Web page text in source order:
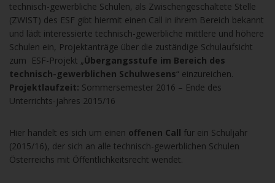
technisch-gewerbliche Schulen, als Zwischengeschaltete Stelle
(ZWIST) des ESF gibt hiermit einen Call in ihrem Bereich bekannt
und lädt interessierte technisch-gewerbliche mittlere und höhere
Schulen ein, Projektanträge über die zuständige Schulaufsicht
zum ESF-Projekt „Übergangsstufe im Bereich des
technisch-gewerblichen Schulwesens“ einzureichen.
Projektlaufzeit: Sommersemester 2016 – Ende des
Unterrichts-jahres 2015/16
Hier handelt es sich um einen offenen Call für ein Schuljahr
(2015/16), der sich an alle technisch-gewerblichen Schulen
Österreichs mit Öffentlichkeitsrecht wendet.